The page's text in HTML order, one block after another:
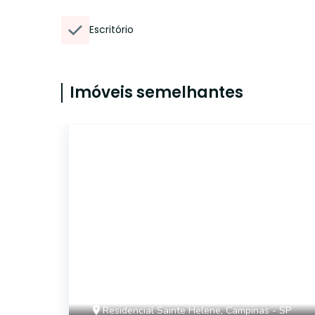
Escritório
Imóveis semelhantes
Residencial Sainte Helene, Campinas - SP